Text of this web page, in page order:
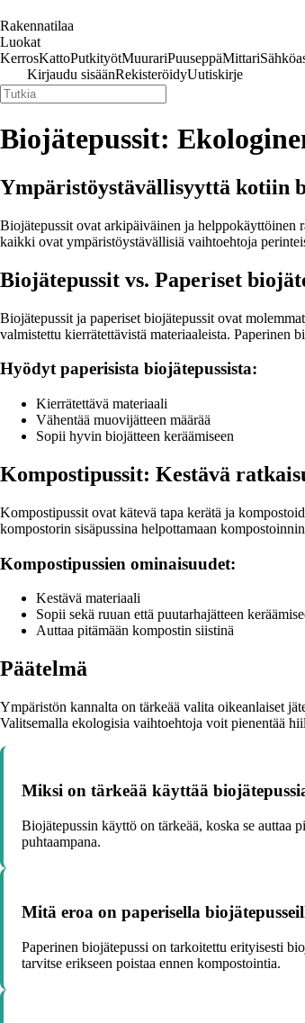
Rakennatilaa
Luokat
KerrosKattoPutkityötMuurariPuuseppäMittari
Kirjaudu sisäänRekisteröidyUutiskirje
Biojätepussit:
Ympäristöystävällisyyttä kotiin
Biojätepussit ovat arkipäiväinen ja helppokäyttöinen
kaikki ovat ympäristöystävällisiä vaihtoehtoja
Biojätepussit vs. Paperiset
Biojätepussit ja paperiset biojätepussit ovat
valmistettu kierrätettävistä materiaaleista. Paperinen
Hyödyt paperisista biojätepussista:
Kierrätettävä materiaali
Vähentää muovijätteen määrää
Sopii hyvin biojätteen keräämiseen
Kompostipussit: Kestävä
Kompostipussit ovat kätevä tapa kerätä ja
kompostorin sisäpussina helpottamaan
Kompostipussien ominaisuudet:
Kestävä materiaali
Sopii sekä ruuan että puutarhajätteen
Auttaa pitämään kompostin siistinä
Päätelmä
Ympäristön kannalta on tärkeää valita oikeanlaiset
Valitsemalla ekologisia vaihtoehtoja voit pienentää
Miksi on tärkeää käyttää
Biojätepussin käyttö on tärkeää, koska se auttaa
puhtaampana.
Mitä eroa on paperisella
Paperinen biojätepussi on tarkoitettu erityisesti
tarvitse erikseen poistaa ennen kompostointia.